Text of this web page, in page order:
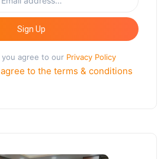
Sign Up
you agree to our Privacy Policy
to the terms & conditions